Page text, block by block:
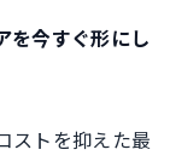
を今すぐ形にし
ストを抑えた最